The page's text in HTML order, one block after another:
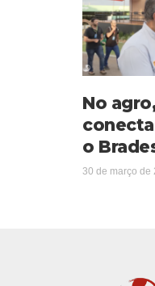
No
o
30 de março de